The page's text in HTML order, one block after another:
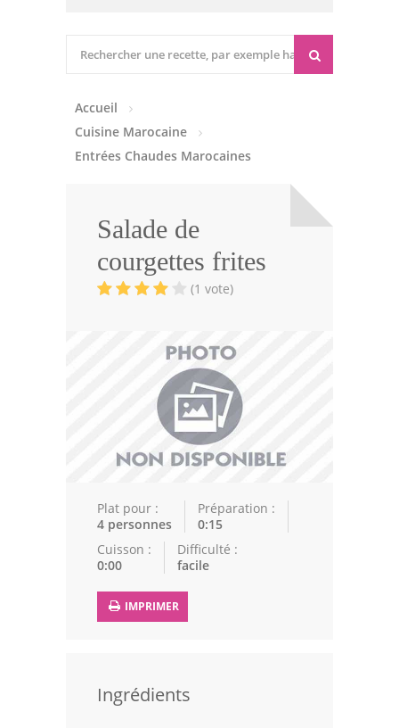
Entrées Froides
Tajines
Viandes
Volailles
Poissons
Recettes Marocaine
Tajines
Viandes
Poissons
Cuisines Orientales
Accueil
Cuisine Marocaine
Entrées Chaudes Marocaines
Salade de
courgettes frites
(1 vote)
Plat pour :
4 personnes
Préparation :
0:15
Cuisson :
0:00
Difficulté :
facile
IMPRIMER
Ingrédients